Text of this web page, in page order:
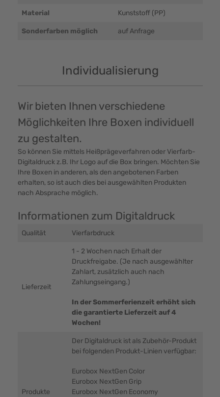
Material Kunststoff (PP)
Sonderfarben möglich auf Anfrage
Individualisierung
Wir bieten Ihnen verschiedene
Möglichkeiten Ihre Boxen individuell
zu gestalten.
So können Sie mittels Heißprägeverfahren oder Vierfarb-
Digitaldruck z.B. Ihr Logo auf die Box bringen. Möchten Sie
Ihre Boxen in anderen, als den angebotenen Farben
erhalten, so ist auch dies bei ausgewählten Produkten
nach Absprache möglich.
Informationen zum Digitaldruck
Qualität Vierfarbdruck
Lieferzeit
1 - 2 Wochen nach Erhalt der
Druckfreigabe. (Je nach ausgewählter
Zahlart, zusätzlich auch nach
Zahlungseingang.)
In der Sommerferienzeit erhöht sich
die garantierte Lieferzeit auf 4
Wochen!
Produkte
Der Digitaldruck ist als Zubehör-Produkt
bei folgenden Produkt-Linien verfügbar:
Eurobox NextGen Color
Eurobox NextGen Grip
Eurobox NextGen Economy